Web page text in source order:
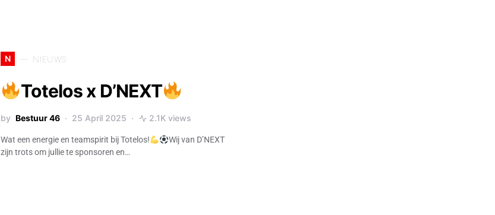
N NIEUWS
Totelos x D’NEXT
by Bestuur 46 25 April 2025 2.1K views
Wat een energie en teamspirit bij Totelos!
Wij van D’NEXT
zijn trots om jullie te sponsoren en…